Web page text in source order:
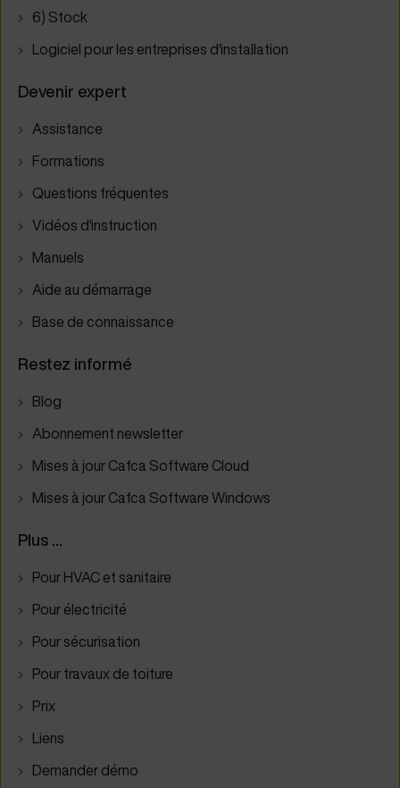
6) Stock
Logiciel pour les entreprises d'installation
Devenir expert
Assistance
Formations
Questions fréquentes
Vidéos d'instruction
Manuels
Aide au démarrage
Base de connaissance
Restez informé
Blog
Abonnement newsletter
Mises à jour Cafca Software Cloud
Mises à jour Cafca Software Windows
Plus ...
Pour HVAC et sanitaire
Pour électricité
Pour sécurisation
Pour travaux de toiture
Prix
Liens
Demander démo